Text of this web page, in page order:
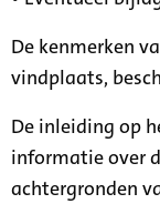
De kenmerken
vindplaats,
De inleiding op
informatie over
achtergronden